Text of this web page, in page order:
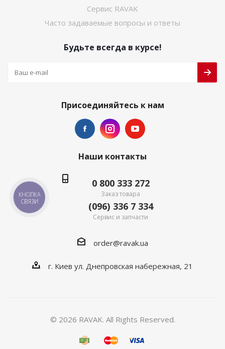
Сервис RAVAK
Часто задаваемые вопросы и ответы
Будьте всегда в курсе!
Присоединяйтесь к нам
Наши контакты
0 800 333 272
Заказ товара
(096) 336 7 334
Сервис и запчасти
order@ravak.ua
г. Киев ул. Днепровская набережная, 21
© 2026 RAVAK. All Rights Reserved.
КНОПКА
СВЯЗИ